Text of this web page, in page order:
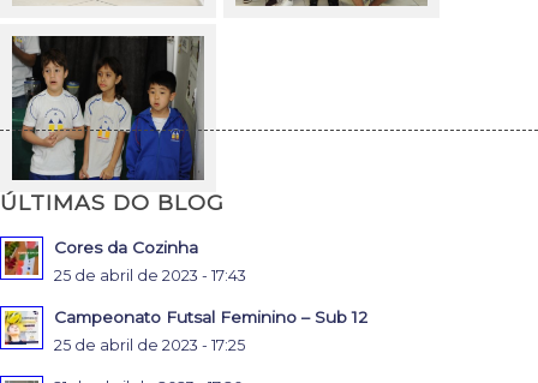
ÚLTIMAS DO BLOG
Cores da Cozinha
25 de abril de 2023 - 17:43
Campeonato Futsal Feminino – Sub 12
25 de abril de 2023 - 17:25